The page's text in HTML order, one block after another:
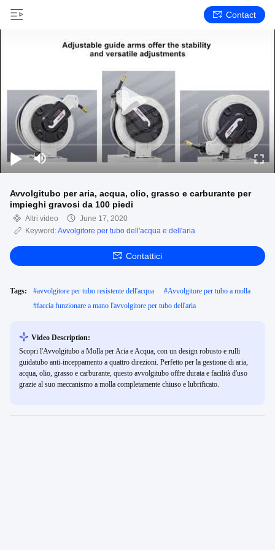
Contact
Avvolgitubo per aria, acqua, olio, grasso e carburante per
impieghi gravosi da 100 piedi
Altri video
June 17, 2020
Keyword:Avvolgitore per tubo dell'acqua e dell'aria
Contattici
Tags: #avvolgitore per tubo resistente dell'acqua #Avvolgitore per tubo a molla
#faccia funzionare a mano l'avvolgitore per tubo dell'aria
Video Description:
Scopri l'Avvolgitubo a Molla per Aria e Acqua, con un design robusto e rulli
guidatubo anti-inceppamento a quattro direzioni. Perfetto per la gestione di aria,
acqua, olio, grasso e carburante, questo avvolgitubo offre durata e facilità d'uso
grazie al suo meccanismo a molla completamente chiuso e lubrificato.